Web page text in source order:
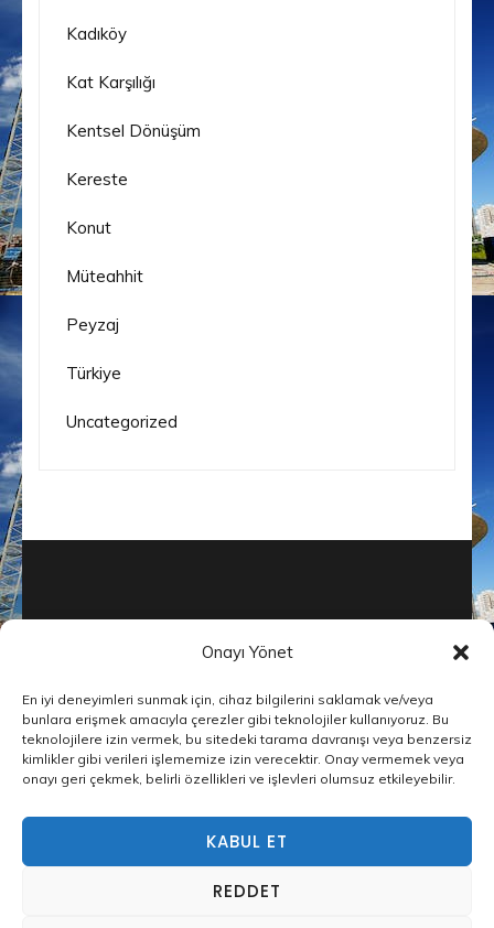
Onayı Yönet
En iyi deneyimleri sunmak için, cihaz bilgilerini saklamak ve/veya
bunlara erişmek amacıyla çerezler gibi teknolojiler kullanıyoruz. Bu
teknolojilere izin vermek, bu sitedeki tarama davranışı veya benzersiz
kimlikler gibi verileri işlememize izin verecektir. Onay vermemek veya
onayı geri çekmek, belirli özellikleri ve işlevleri olumsuz etkileyebilir.
KABUL ET
REDDET
Kadıköy
Kat Karşılığı
Kentsel Dönüşüm
Kereste
Konut
Müteahhit
Peyzaj
Türkiye
Uncategorized
© Telif Hakkı2026İnşaat Şirketleri
Builders Landing Page | Tarafından
GeliştirilmiştirRara Tema Tarafından
desteklenmektedirWordPress Privacy Policy
Hangi çerezleri kullandığımız hakkında daha fazla şey